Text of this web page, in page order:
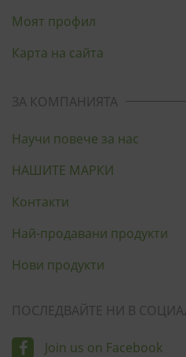
Моят профил
Карта на сайта
ЗА КОМПАНИЯТА
Научи повече за нас
НАШИТЕ МАРКИ
Контакти
Най-продавани продукти
Нови продукти
ПОСЛЕДВАЙТЕ НИ В
Join us on Facebook